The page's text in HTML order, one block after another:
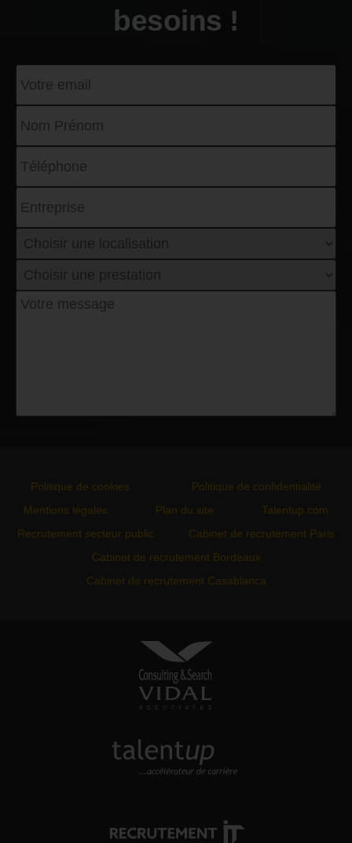
besoins !
Politique de cookies
Politique de confidentialité
Mentions légales
Plan du site
Talentup.com
Recrutement secteur public
Cabinet de recrutement Paris
Cabinet de recrutement Bordeaux
Cabinet de recrutement Casablanca
VIDAL ASSOCIATES
conseil en recrutement et
approche directe
TALENTUP
découvrez notre site carrière
RECRUTEMENT-IT